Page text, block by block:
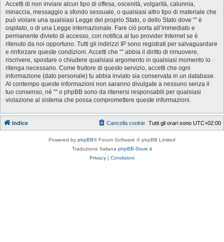
Accetti di non inviare alcun tipo di offesa, oscenità, volgarità, calunnia,
minaccia, messaggio a sfondo sessuale, o qualsiasi altro tipo di materiale che
può violare una qualsiasi Legge del proprio Stato, o dello Stato dove “” è
ospitato, o di una Legge internazionale. Fare ciò porta all’immediato e
permanente divieto di accesso, con notifica al tuo provider Internet se è
ritenuto da noi opportuno. Tutti gli indirizzi IP sono registrati per salvaguardare
e rinforzare queste condizioni. Accetti che “” abbia il diritto di rimuovere,
riscrivere, spostare o chiudere qualsiasi argomento in qualsiasi momento lo
ritenga necessario. Come fruitore di questo servizio, accetti che ogni
informazione (dato personale) tu abbia inviato sia conservata in un database.
Al contempo queste informazioni non saranno divulgate a nessuno senza il
tuo consenso, né “” o phpBB sono da ritenersi responsabili per qualsiasi
violazione al sistema che possa compromettere queste informazioni.
Indice Tutti gli orari sono UTC+02:00
Cancella cookie
Powered by phpBB® Forum Software © phpBB Limited
Traduzione Italiana phpBB-Store.it
Privacy | Condizioni